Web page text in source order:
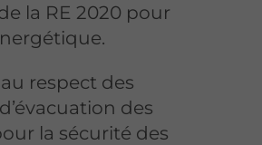
la RE 2020 pour
respect des
des
la sécurité des